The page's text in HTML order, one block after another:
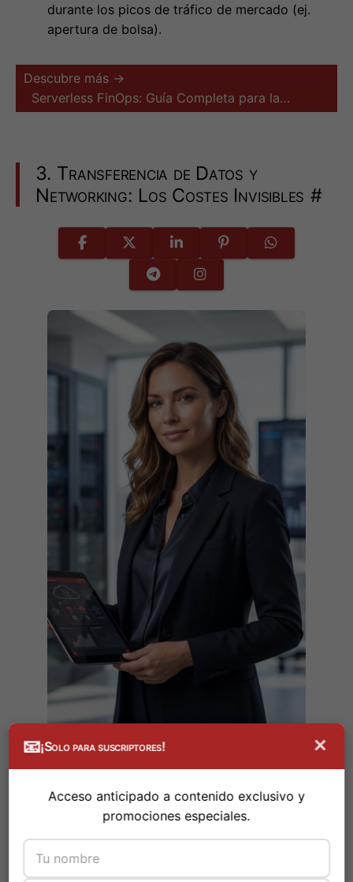
durante los picos de tráfico de mercado (ej.
apertura de bolsa).
Descubre más →
Serverless FinOps: Guía Completa para la…
3. Transferencia de Datos y
Networking: Los Costes Invisibles #
transforma la infraestructura en la nube en
un activo estratégico para las empresas
Fintech.
📧¡Solo para suscriptores! ×
Acceso anticipado a contenido exclusivo y
promociones especiales.